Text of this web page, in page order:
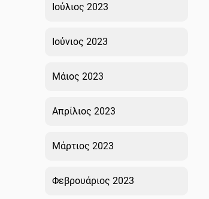
Ιούλιος 2023
Ιούνιος 2023
Μάιος 2023
Απρίλιος 2023
Μάρτιος 2023
Φεβρουάριος 2023